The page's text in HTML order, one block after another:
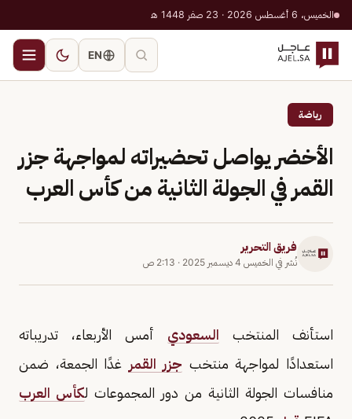
الخميس، 6 أغسطس 2026 · 23 صفر 1448 هـ
EN
رياضة
الأخضر يواصل تحضيراته لمواجهة جزر
القمر في الجولة الثانية من كأس العرب
فريق التحرير
نُشر في الخميس 4 ديسمبر 2025 · 2:13 ص
استأنف المنتخب السعودي أمس الأربعاء، تدريباته
استعدادًا لمواجهة منتخب جزر القمر غدًا الجمعة، ضمن
منافسات الجولة الثانية من دور المجموعات لكأس العرب